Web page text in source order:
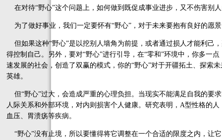
在对待“野心”这个问题上，如何做到既促成事业进步，又不伤害别
为了做好事业，我们一定要怀有“野心”，对于未来要抱有良好的愿
但如果这种“野心”是以挖别人墙角为前提，或者通过损人才能利己
得控制自己。另外，要对“野心”进行引导，在“零和”环境中，你多一
速发展的社会，创造了双赢的模式，你的“野心”对于开疆拓土、探索
英雄。
但“野心”过大，会造成严重的心理负担。当现实不能满足自我的要
人际关系和外部环境，对内则损害个人健康。研究表明，A型性格的
血压、胃溃疡等疾病。
“野心”没有止境，所以要懂得将它调整在一个合适的限度之内，让